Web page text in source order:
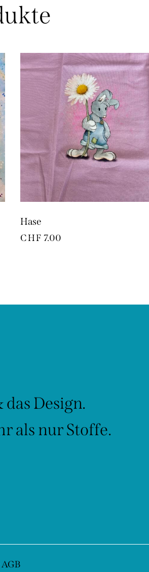
Hase
CHF 7.00
Design.
als nur Stoffe.